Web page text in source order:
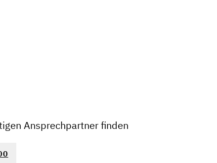
Ansprechpartner finden